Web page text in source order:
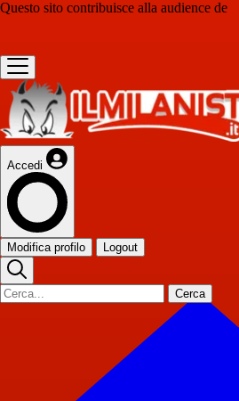
Questo sito contribuisce alla audience de
Accedi
Modifica profilo Logout
Cerca